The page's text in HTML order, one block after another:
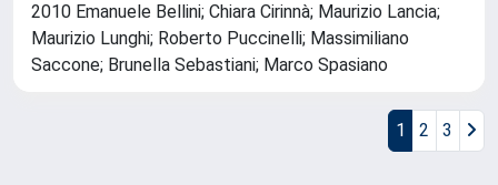
2010 Emanuele Bellini; Chiara Cirinnà; Maurizio Lancia;
Maurizio Lunghi; Roberto Puccinelli; Massimiliano
Saccone; Brunella Sebastiani; Marco Spasiano
1 2 3